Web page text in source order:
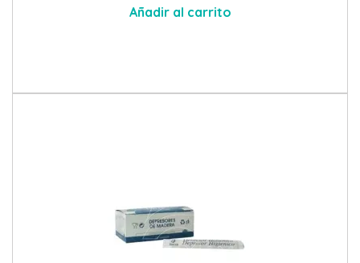
Añadir al carrito